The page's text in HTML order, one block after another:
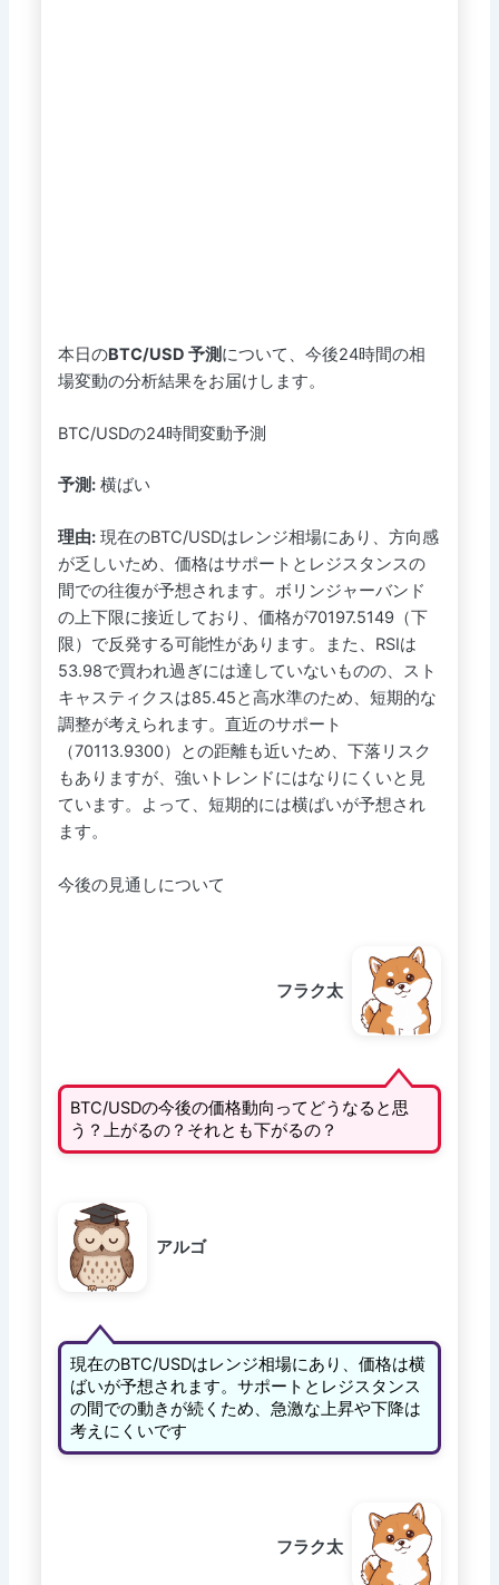
本日のBTC/USD 予測について、今後24時間の相
場変動の分析結果をお届けします。
BTC/USDの24時間変動予測
予測:横ばい
理由:現在のBTC/USDはレンジ相場にあり、方向感
が乏しいため、価格はサポートとレジスタンスの
間での往復が予想されます。ボリンジャーバンド
の上下限に接近しており、価格が70197.5149（下
限）で反発する可能性があります。また、RSIは
53.98で買われ過ぎには達していないものの、スト
キャスティクスは85.45と高水準のため、短期的な
調整が考えられます。直近のサポート
（70113.9300）との距離も近いため、下落リスク
もありますが、強いトレンドにはなりにくいと見
ています。よって、短期的には横ばいが予想され
ます。
今後の見通しについて
フラク太
BTC/USDの今後の価格動向ってどうなると思
う？上がるの？それとも下がるの？
アルゴ
現在のBTC/USDはレンジ相場にあり、価格は横
ばいが予想されます。サポートとレジスタンス
の間での動きが続くため、急激な上昇や下降は
考えにくいです
フラク太